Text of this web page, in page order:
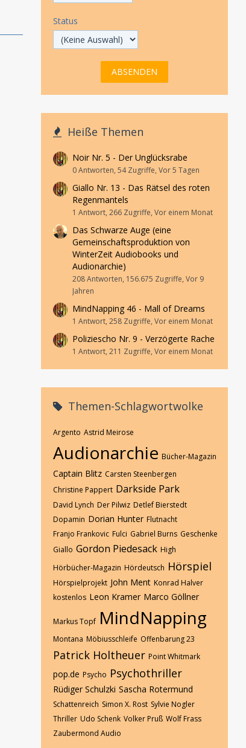
Status
Heiße Themen
Noir Nr. 5 - Der Unglücksrabe
0 Antworten, 54 Zugriffe, Vor 5 Tagen
Giallo Nr. 13 - Das Rätsel des roten
Regenmantels
1 Antwort, 266 Zugriffe, Vor einem Monat
Das Schwarze Auge (eine
Gemeinschaftsproduktion von
WinterZeit Audiobooks und
Audionarchie)
208 Antworten, 156.675 Zugriffe, Vor 9
Jahren
MindNapping 46 - Mall of Dreams
1 Antwort, 258 Zugriffe, Vor einem Monat
Poliziescho Nr. 9 - Verzögerte Rache
1 Antwort, 211 Zugriffe, Vor einem Monat
Themen-Schlagwortwolke
Argento Astrid Meirose
Audionarchie Bücher-Magazin
Captain Blitz Carsten Steenbergen
Christine Pappert Darkside Park
David Lynch Der Pilwiz Detlef Bierstedt
Dopamin Dorian Hunter Flutnacht
Franjo Frankovic Fulci Gabriel Burns Geschenke
Giallo Gordon Piedesack High
Hörbücher-Magazin Hördeutsch Hörspiel
Hörspielprojekt John Ment Konrad Halver
kostenlos Leon Kramer Marco Göllner
Markus Topf MindNapping
Montana Möbiusschleife Offenbarung 23
Patrick Holtheuer Point Whitmark
pop.de Psycho Psychothriller
Rüdiger Schulzki Sascha Rotermund
Schattenreich Simon X. Rost Sylvie Nogler
Thriller Udo Schenk Volker Pruß Wolf Frass
Zaubermond Audio